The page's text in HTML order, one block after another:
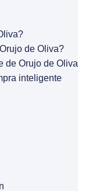
de Oliva?
de Orujo de Oliva
inteligente